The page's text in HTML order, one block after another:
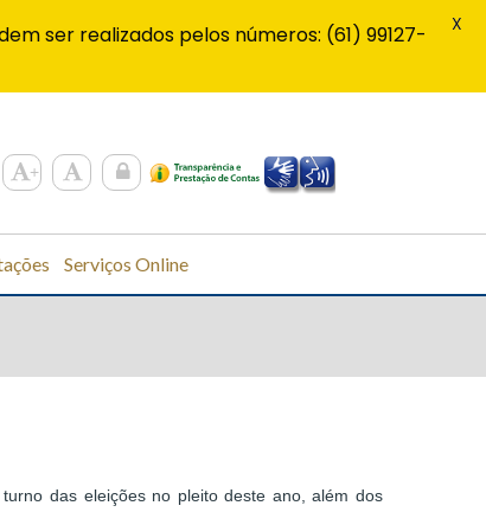
Serviços Online
das eleições no pleito deste ano, além dos
ser realizados pelos números: (61) 99127-
X